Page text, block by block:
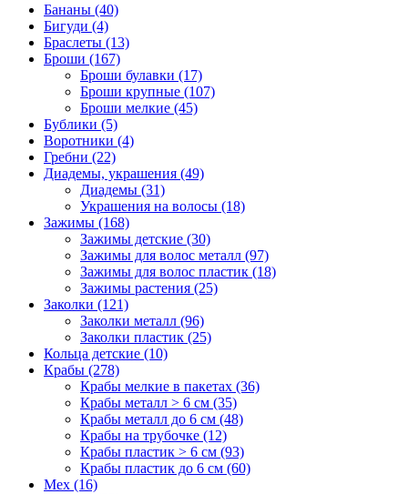
Бананы (40)
Бигуди (4)
Браслеты (13)
Броши (167)
Броши булавки (17)
Броши крупные (107)
Броши мелкие (45)
Бублики (5)
Воротники (4)
Гребни (22)
Диадемы, украшения (49)
Диадемы (31)
Украшения на волосы (18)
Зажимы (168)
Зажимы детские (30)
Зажимы для волос металл (97)
Зажимы для волос пластик (18)
Зажимы растения (25)
Заколки (121)
Заколки металл (96)
Заколки пластик (25)
Кольца детские (10)
Крабы (278)
Крабы мелкие в пакетах (36)
Крабы металл > 6 см (35)
Крабы металл до 6 см (48)
Крабы на трубочке (12)
Крабы пластик > 6 см (93)
Крабы пластик до 6 см (60)
Мех (16)